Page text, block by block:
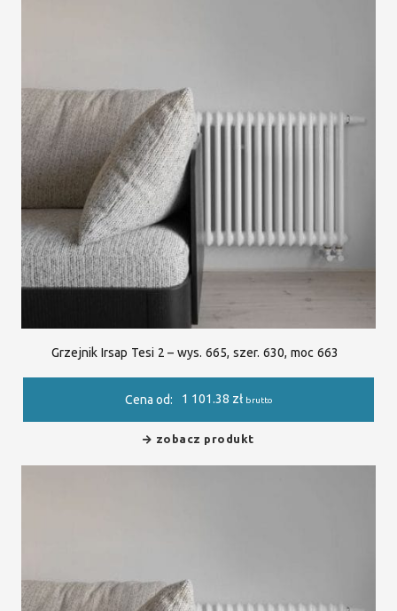
Grzejnik Irsap Tesi 2 – wys. 665, szer. 630, moc 663
Cena od: 1 101.38 zł brutto
zobacz produkt